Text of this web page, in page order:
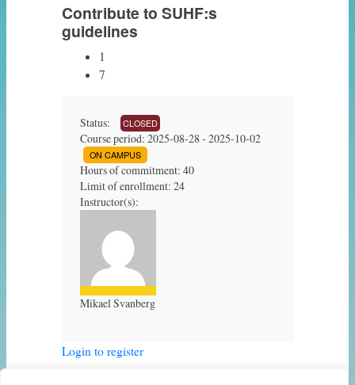
Contribute to SUHF:s
guidelines
1
7
Status: CLOSED
Course period: 2025-08-28 - 2025-10-02
ON CAMPUS
Hours of commitment: 40
Limit of enrollment: 24
Instructor(s):
Mikael Svanberg
Login to register